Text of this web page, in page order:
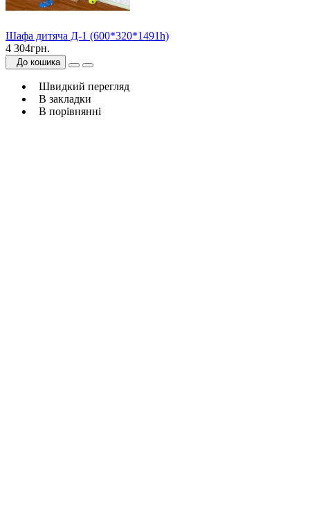
Шафа дитяча Д-1 (600*320*1491h)
4 304грн.
До кошика
Швидкий перегляд
В закладки
В порівнянні